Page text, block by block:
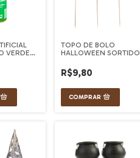
VERDE
TOPO DE BOLO
HALLOWEEN SORTIDO
R$9,80